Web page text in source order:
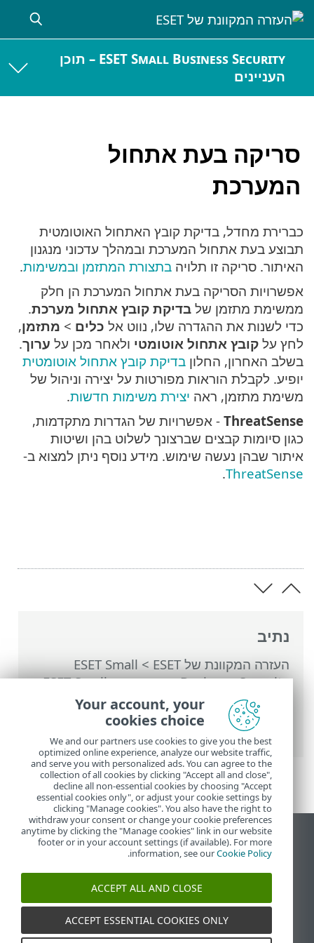
ESET Small Business Security – תוכן
העניינים
סריקה בעת אתחול
המערכת
נתיב
העזרה המקוונת של ESET >
ESET Small
Business Security
>
עבודה עם ESET Small
Business Security
> הגדרות מתקדמות
סריקות>סריקת תוכנות זדוניות> סריקה בעת
אתחול המערכת
כברירת מחדל, בדיקת קובץ האתחול האוטומטית
תבוצע בעת אתחול המערכת ובמהלך עדכוני מנגנון
האיתור. סריקה זו תלויה בתצורת המתזמן ובמשימות.
אפשרויות הסריקה בעת אתחול המערכת הן חלק
ממשימת מתזמן של בדיקת קובץ אתחול מערכת.
כדי לשנות את ההגדרה שלו, נווט אל כלים > מתזמן,
לחץ על קובץ אתחול אוטומטי ולאחר מכן על ערוך.
בשלב האחרון, החלון בדיקת קובץ אתחול אוטומטית
יופיע. לקבלת הוראות מפורטות על יצירה וניהול של
משימת מתזמן, ראה יצירת משימות חדשות.
ThreatSense - אפשרויות של הגדרות מתקדמות,
כגון סיומות קבצים שברצונך לשלוט בהן ושיטות
איתור שבהן נעשה שימוש. מידע נוסף ניתן למצוא ב-
ThreatSense
.
הצג את האתר למחשב
End of Life
מאגר הידע של ESET
ESET Status Portal
תמיכה אזורית
Your account, your
cookies choice
We and our partners use cookies to give you the best
optimized online experience, analyze our website traffic,
and serve you with personalized ads. You can agree to the
collection of all cookies by clicking "Accept all and close",
decline all non-essential cookies by choosing "Accept
essential cookies only", or adjust your cookie settings by
clicking "Manage cookies". You also have the right to
withdraw your consent or change your cookie preferences
anytime by clicking the "Manage cookies" link in our website
footer or in your account settings (if available). For more
information, see ourCookie Policy
.
ACCEPT ALL AND CLOSE
ACCEPT ESSENTIAL COOKIES ONLY